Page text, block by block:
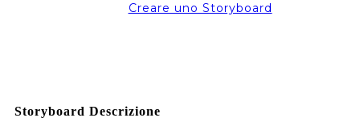
Creare uno Storyboard
Storyboard Descrizione